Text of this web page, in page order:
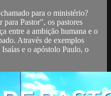
para o ministério?
Pastor", os pastores
entre a ambição humana e o
Através de exemplos
e o apóstolo Paulo, o